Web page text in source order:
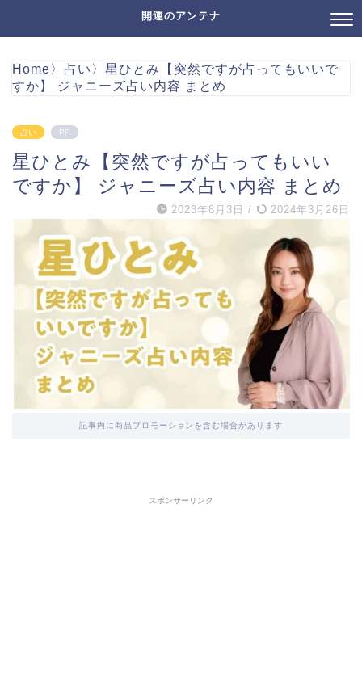
開運のアンテナ
Home〉 占い 〉 星ひとみ【突然ですが占ってもいいで
すか】 ジャニーズ占い内容 まとめ
占い PR
星ひとみ【突然ですが占ってもいい
ですか】 ジャニーズ占い内容 まとめ
2023年8月3日 / 2024年3月26日
記事内に商品プロモーションを含む場合があります
スポンサーリンク